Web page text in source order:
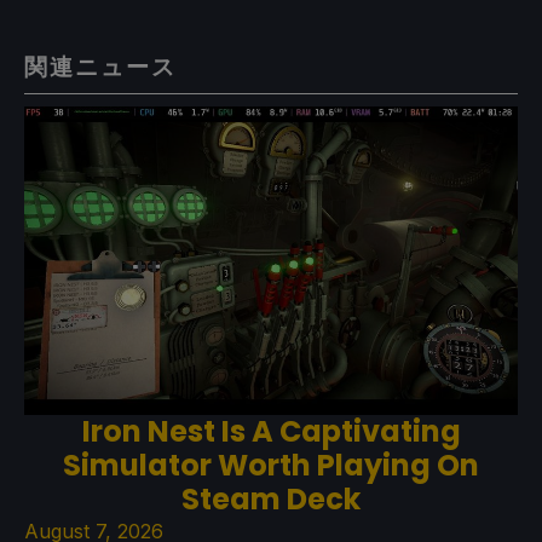
関連ニュース
Iron Nest Is A Captivating
Simulator Worth Playing On
Steam Deck
August 7, 2026